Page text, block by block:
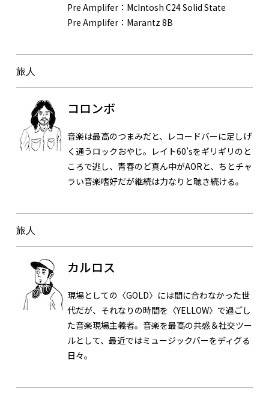
Pre Amplifer： McIntosh C24 Solid State
Pre Amplifer： Marantz 8B
旅人
コロンボ
音楽は最高のつまみだと、レコードバーに足しげ
く通うロックおやじ。レイト60’sをギリギリのと
ころで逃し、青春のど真ん中がAORと、ちとチャ
ラい音楽嗜好だが継続は力なりと聴き続ける。
旅人
カルロス
現場としての〈GOLD〉には間に合わなかった世
代だが、それなりの時間を〈YELLOW〉で過ごし
た音楽現場主義者。音楽を最高の共感＆社交ツー
ルとして、最近ではミュージックバーをディグる
日々。